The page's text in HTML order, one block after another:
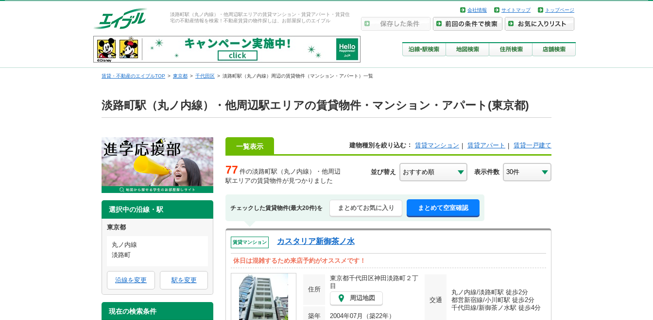
淡路町駅（丸ノ内線）・他周辺駅エリアの賃貸マンション・賃貸アパート・賃貸住
宅の不動産情報を検索！不動産賃貸の物件探しは、お部屋探しのエイブル
会社情報 サイトマップ トップページ
賃貸・不動産のエイブルTOP 東京都 千代田区 淡路町駅（丸ノ内線）周辺の賃貸物件（マンション・アパート）一覧
淡路町駅（丸ノ内線）・他周辺駅エリアの賃貸物件・マンション・アパート(東京都)
選択中の沿線・駅
東京都
丸ノ内線
淡路町
沿線を変更 駅を変更
現在の検索条件
一覧表示 建物種別を絞り込む 賃貸マンション 賃貸アパート 賃貸一戸建て
77 件の淡路町駅（丸ノ内線）・他周辺
駅エリアの賃貸物件が見つかりました
並び替え 表示件数
チェックした賃貸物件(最大20件)を まとめてお気に入り まとめて空室確認
賃貸マンション カスタリア新御茶ノ水
休日は混雑するため来店予約がオススメです！
住所
東京都千代田区神田淡路町２丁
目
周辺地図
交通
丸ノ内線/淡路町駅 徒歩2分
都営新宿線/小川町駅 徒歩2分
千代田線/新御茶ノ水駅 徒歩4分
築年
2004年07月（築22年）